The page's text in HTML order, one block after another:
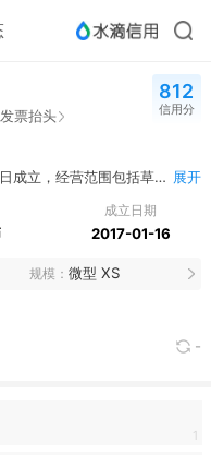
发票抬头
812
信用分
简介：长丰县现高家庭农场,2017年01月16日成立，经营范围包括草莓育种、培育、种植、销售。（依法须经批准的项目，经相关部门批准后方可开展经营活动） 展开
成立日期
2017-01-16
规模 微型 XS
-
1